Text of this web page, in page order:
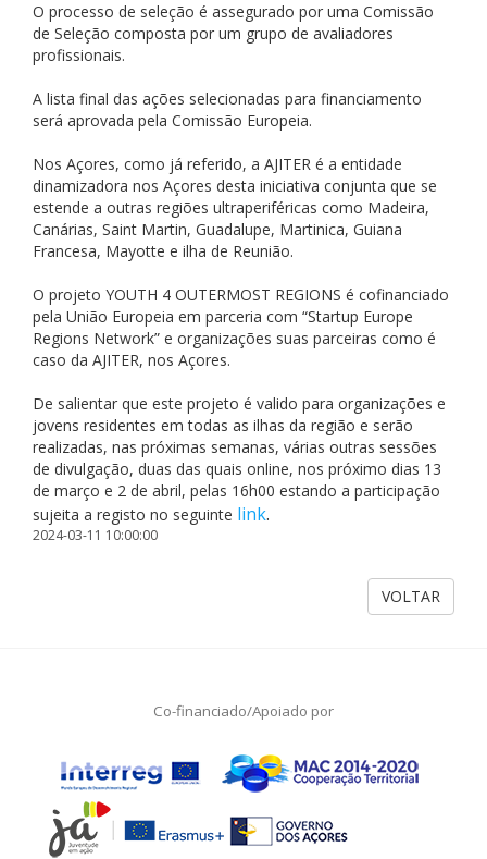
O processo de seleção é assegurado por uma Comissão
de Seleção composta por um grupo de avaliadores
profissionais.
A lista final das ações selecionadas para financiamento
será aprovada pela Comissão Europeia.
Nos Açores, como já referido, a AJITER é a entidade
dinamizadora nos Açores desta iniciativa conjunta que se
estende a outras regiões ultraperiféricas como Madeira,
Canárias, Saint Martin, Guadalupe, Martinica, Guiana
Francesa, Mayotte e ilha de Reunião.
O projeto YOUTH 4 OUTERMOST REGIONS é cofinanciado
pela União Europeia em parceria com “Startup Europe
Regions Network” e organizações suas parceiras como é
caso da AJITER, nos Açores.
De salientar que este projeto é valido para organizações e
jovens residentes em todas as ilhas da região e serão
realizadas, nas próximas semanas, várias outras sessões
de divulgação, duas das quais online, nos próximo dias 13
de março e 2 de abril, pelas 16h00 estando a participação
sujeita a registo no seguinte link.
2024-03-11 10:00:00
VOLTAR
Co-financiado/Apoiado por